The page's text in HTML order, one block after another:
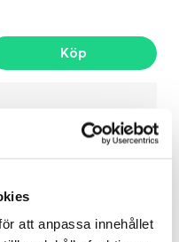
att anpassa innehållet
Köp